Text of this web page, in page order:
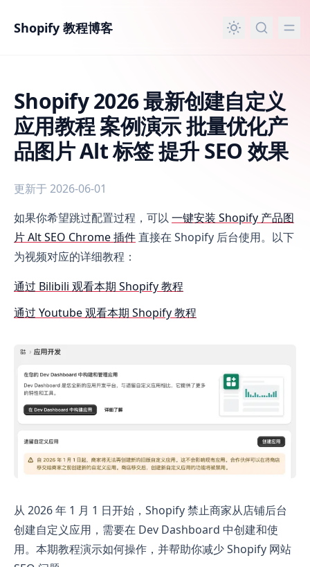
Shopify 教程博客
Shopify 2026 最新创建自定义
应用教程 案例演示 批量优化产
品图片 Alt 标签 提升 SEO 效果
更新于 2026-06-01
Shopify 2026 最新创建自定义应用教程 案例演示 批量优化
如果你希望跳过配置过程，可以 一键安装 Shopify 产品图
片 Alt SEO Chrome 插件直接在 Shopify 后台使用。以下
为视频对应的详细教程：
通过 Bilibili 观看本期 Shopify 教程
通过 Youtube 观看本期 Shopify 教程
从 2026 年 1 月 1 日开始，Shopify 禁止商家从店铺后台
创建自定义应用，需要在 Dev Dashboard 中创建和使
用。本期教程演示如何操作，并帮助你减少 Shopify 网站